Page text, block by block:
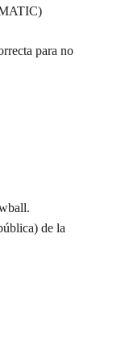
para no
de la